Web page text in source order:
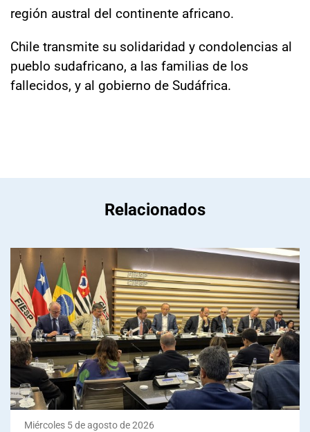
región austral del continente africano.
Chile transmite su solidaridad y condolencias al
pueblo sudafricano, a las familias de los
fallecidos, y al gobierno de Sudáfrica.
Relacionados
Miércoles 5 de agosto de 2026